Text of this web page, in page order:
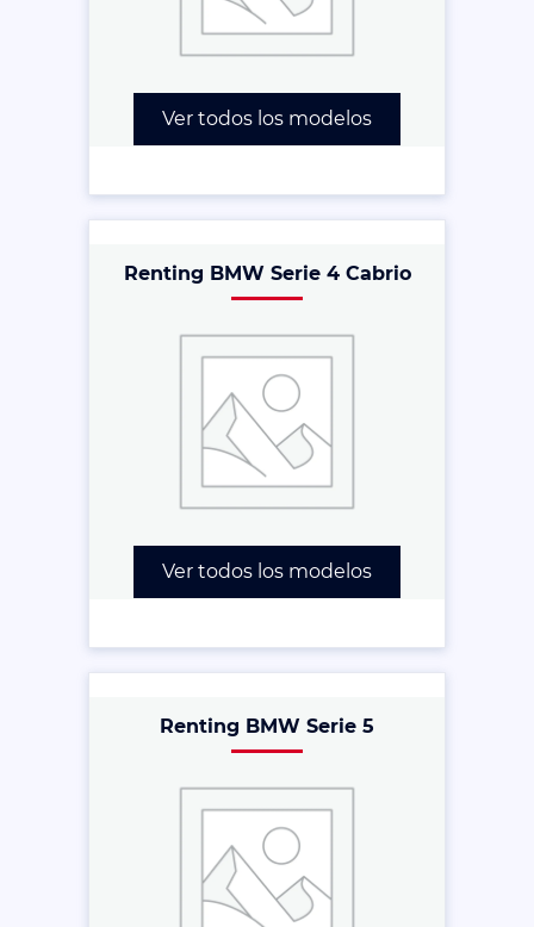
Ver todos los modelos
Renting BMW Serie 4 Cabrio
Ver todos los modelos
Renting BMW Serie 5